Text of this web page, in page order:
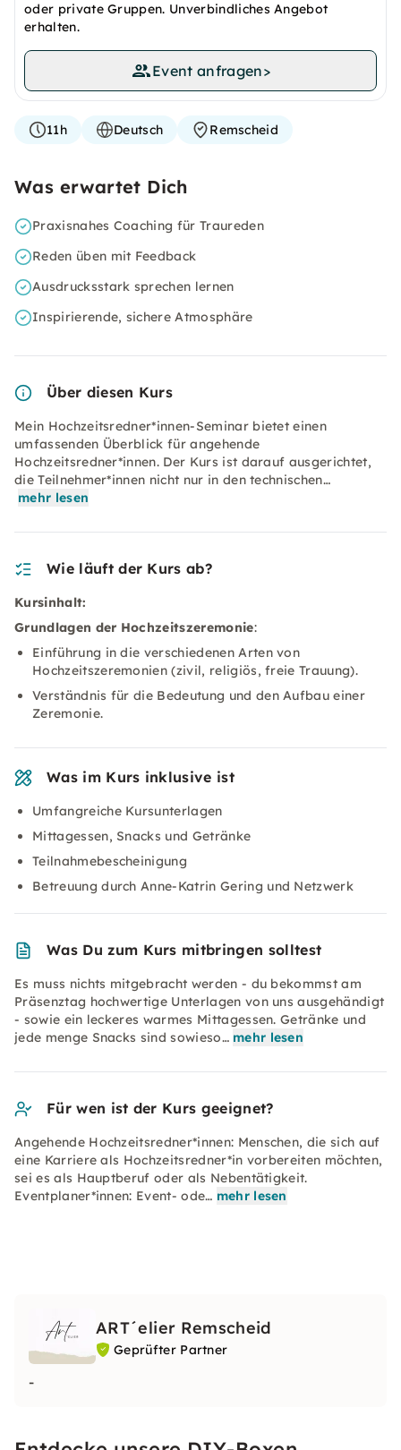
oder private Gruppen. Unverbindliches Angebot
erhalten.
Event anfragen>
11h Deutsch Remscheid
Was erwartet Dich
Praxisnahes Coaching für Traureden
Reden üben mit Feedback
Ausdrucksstark sprechen lernen
Inspirierende, sichere Atmosphäre
Über diesen Kurs
Mein Hochzeitsredner*innen-Seminar bietet einen
umfassenden Überblick für angehende
Hochzeitsredner*innen. Der Kurs ist darauf ausgerichtet,
die Teilnehmer*innen nicht nur in den technischen…
mehr lesen
Wie läuft der Kurs ab?
Kursinhalt:
Grundlagen der Hochzeitszeremonie:
Einführung in die verschiedenen Arten von
Hochzeitszeremonien (zivil, religiös, freie Trauung).
Verständnis für die Bedeutung und den Aufbau einer
Zeremonie.
Was im Kurs inklusive ist
Umfangreiche Kursunterlagen
Mittagessen, Snacks und Getränke
Teilnahmebescheinigung
Betreuung durch Anne-Katrin Gering und Netzwerk
Was Du zum Kurs mitbringen solltest
Es muss nichts mitgebracht werden - du bekommst am
Präsenztag hochwertige Unterlagen von uns ausgehändigt
- sowie ein leckeres warmes Mittagessen. Getränke und
jede menge Snacks sind sowieso… mehr lesen
Für wen ist der Kurs geeignet?
Angehende Hochzeitsredner*innen: Menschen, die sich auf
eine Karriere als Hochzeitsredner*in vorbereiten möchten,
sei es als Hauptberuf oder als Nebentätigkeit.
Eventplaner*innen: Event- ode… mehr lesen
ART´elier Remscheid
Geprüfter Partner
-